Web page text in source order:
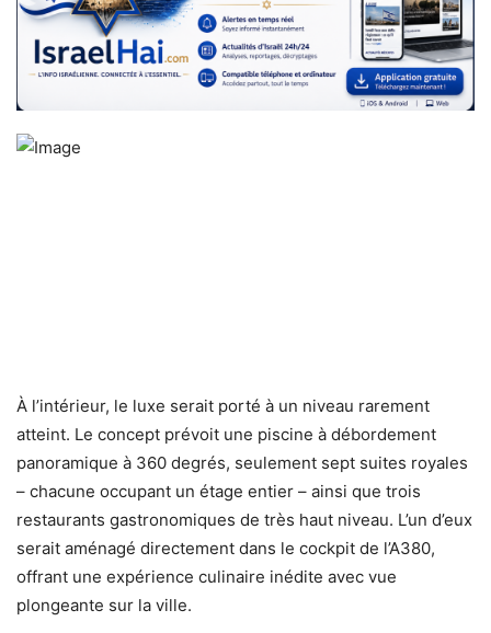
À l’intérieur, le luxe serait porté à un niveau rarement
atteint. Le concept prévoit une piscine à débordement
panoramique à 360 degrés, seulement sept suites royales
– chacune occupant un étage entier – ainsi que trois
restaurants gastronomiques de très haut niveau. L’un d’eux
serait aménagé directement dans le cockpit de l’A380,
offrant une expérience culinaire inédite avec vue
plongeante sur la ville.